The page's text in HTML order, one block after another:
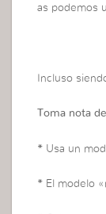
as podemos
Incluso
Toma nota
* Usa un
* El modelo